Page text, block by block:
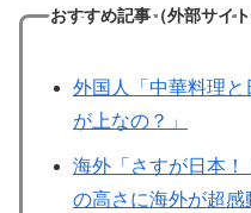
おすすめ記事（外部サイ
外国人「中華料理と
が上なの？」
海外「さすが日本
の高さに海外が超感